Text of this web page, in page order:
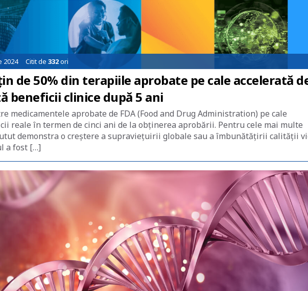
2024 Citit de 332ori
de 50% din terapiile aprobate pe cale accelerată
beneficii clinice după 5 ani
medicamentele aprobate de FDA (Food and Drug Administration) pe cale
reale în termen de cinci ani de la obținerea aprobării. Pentru cele mai multe
demonstra o creștere a supraviețuirii globale sau a îmbunătățirii calității
a fost […]